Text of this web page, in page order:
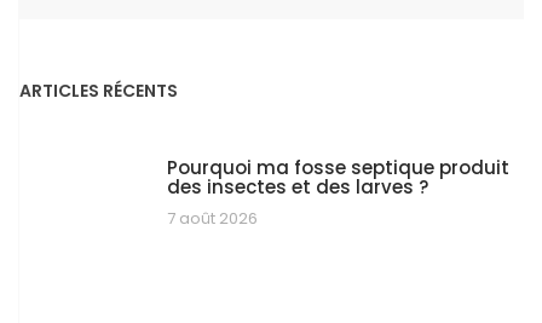
ARTICLES RÉCENTS
Pourquoi ma fosse septique produit
des insectes et des larves ?
7 août 2026